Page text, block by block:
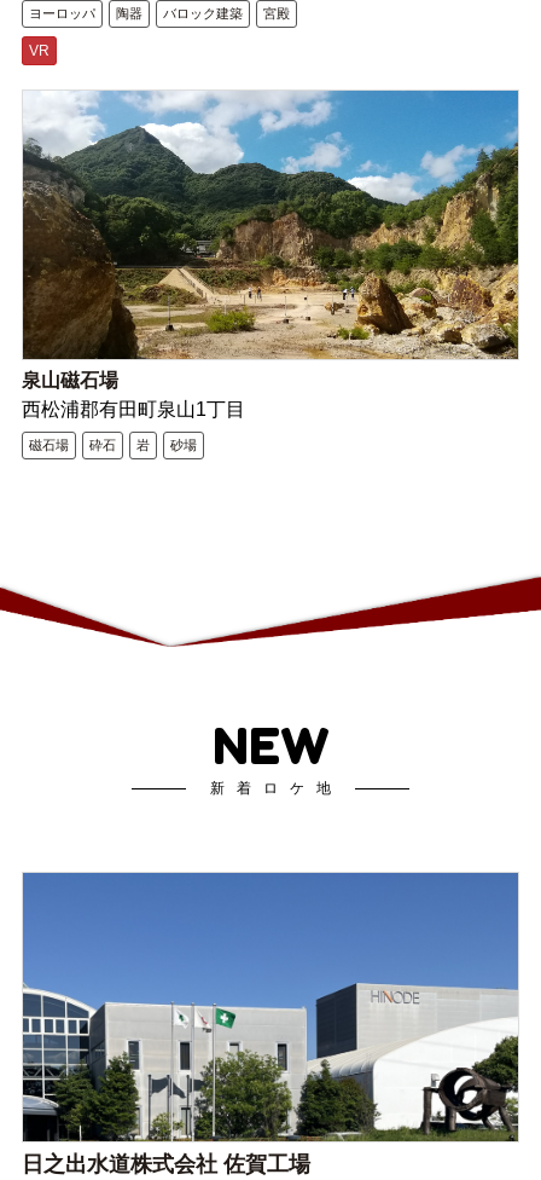
ヨーロッパ 陶器 バロック建築 宮殿
VR
泉山磁石場
西松浦郡有田町泉山1丁目
磁石場 砕石 岩 砂場
NEW
新着ロケ地
日之出水道株式会社 佐賀工場